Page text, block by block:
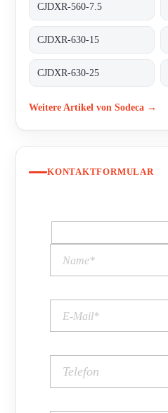
CJDXR-560-7.5
CJDXR-630-15
CJDXR-630-25
Weitere Artikel von Sodeca →
KONTAKTFORMULAR